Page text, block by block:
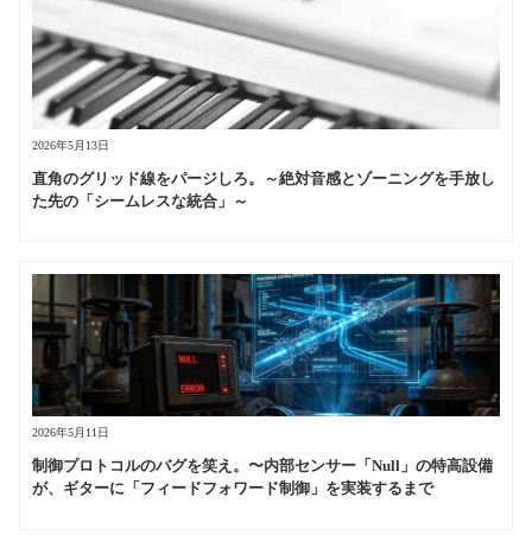
2026年5月13日
直角のグリッド線をパージしろ。～絶対音感とゾーニングを手放し
た先の「シームレスな統合」～
2026年5月11日
制御プロトコルのバグを笑え。〜内部センサー「Null」の特高設備
が、ギターに「フィードフォワード制御」を実装するまで